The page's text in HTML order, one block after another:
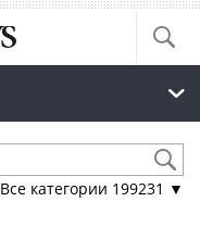
Все категории 199231 ▼